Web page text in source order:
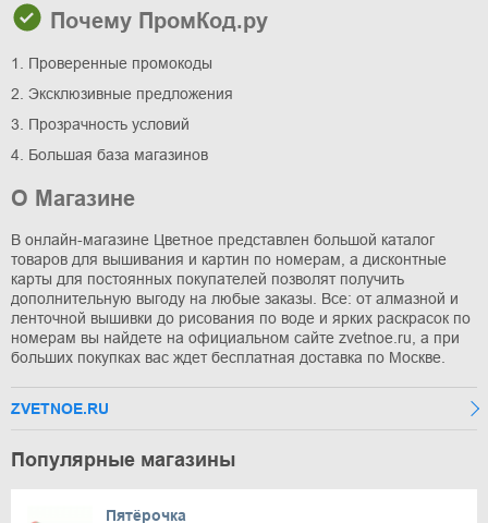
Почему ПромКод.ру
1. Проверенные промокоды
2. Эксклюзивные предложения
3. Прозрачность условий
4. Большая база магазинов
О Магазине
В онлайн-магазине Цветное представлен большой каталог
товаров для вышивания и картин по номерам, а дисконтные
карты для постоянных покупателей позволят получить
дополнительную выгоду на любые заказы. Все: от алмазной и
ленточной вышивки до рисования по воде и ярких раскрасок по
номерам вы найдете на официальном сайте zvetnoe.ru, а при
больших покупках вас ждет бесплатная доставка по Москве.
ZVETNOE.RU
Популярные магазины
Пятёрочка